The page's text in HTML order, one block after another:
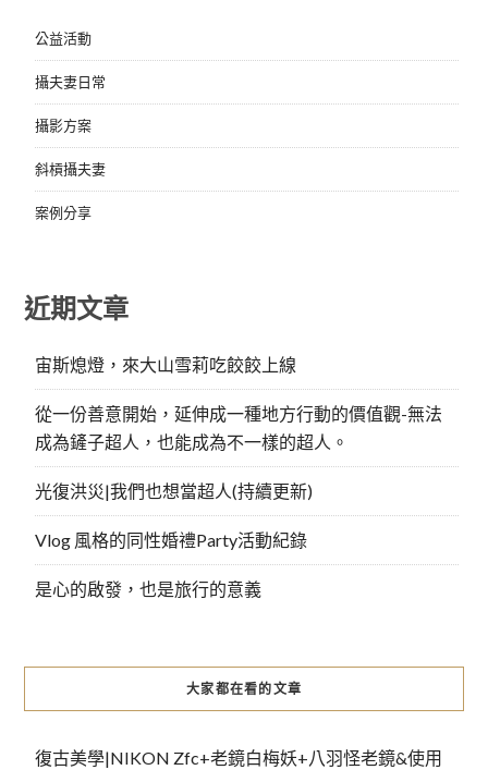
公益活動
攝夫妻日常
攝影方案
斜槓攝夫妻
案例分享
近期文章
宙斯熄燈，來大山雪莉吃餃餃上線
從一份善意開始，延伸成一種地方行動的價值觀-無法
成為鏟子超人，也能成為不一樣的超人。
光復洪災|我們也想當超人(持續更新)
Vlog 風格的同性婚禮Party活動紀錄
是心的啟發，也是旅行的意義
大家都在看的文章
復古美學|NIKON Zfc+老鏡白梅妖+八羽怪老鏡&使用